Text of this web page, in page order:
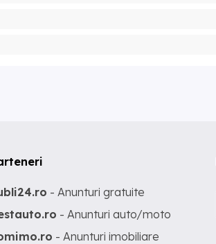
- Anunturi gratuite
- Anunturi auto/moto
- Anunturi imobiliare